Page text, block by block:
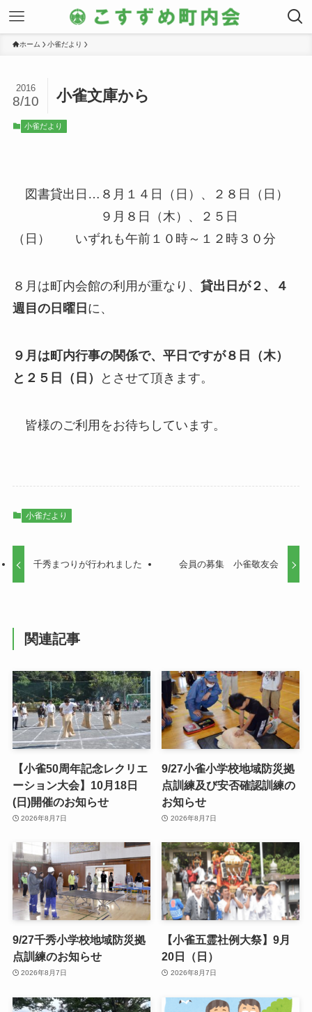
ホーム 小雀だより
小雀文庫から
2016
8/10
小雀だより
図書貸出日…８月１４日（日）、２８日（日）
９月８日（木）、２５日
（日） いずれも午前１０時～１２時３０分
８月は町内会館の利用が重なり、 貸出日が２、４
週目の日曜日 に、
９月は町内行事の関係で、平日ですが８日（木）
と２５日（日）
とさせて頂きます。
皆様のご利用をお待ちしています。
小雀だより
千秀まつりが行われました 会員の募集 小雀敬友会
関連記事
【小雀50周年記念レクリエ
ーション大会】10月18日
(日)開催のお知らせ
2026年8月7日
9/27小雀小学校地域防災拠
点訓練及び安否確認訓練の
お知らせ
2026年8月7日
9/27千秀小学校地域防災拠
点訓練のお知らせ
2026年8月7日
【小雀五霊社例大祭】9月
20日（日）
2026年8月7日